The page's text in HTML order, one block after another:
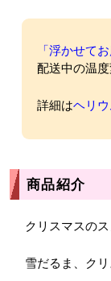
「浮かせて
配送中の温
詳細はヘリ
商品紹介
クリスマスの
雪だるま、ク